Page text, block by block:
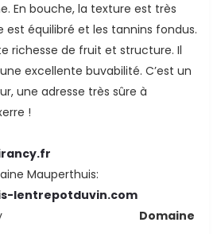
En bouche, la texture est très
est équilibré et les tannins fondus.
richesse de fruit et structure. Il
excellente buvabilité. C’est un
une adresse très sûre à
!
sur :
Mauperthuis:
lentrepotduvin.com
Domaine